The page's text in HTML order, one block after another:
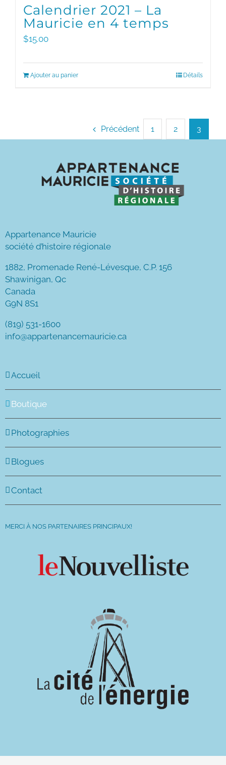
Calendrier 2021 – La
Mauricie en 4 temps
$15.00
Ajouter au panier Détails
Précédent 1 2 3
Appartenance Mauricie
société d’histoire régionale
1882, Promenade René-Lévesque, C.P. 156
Shawinigan, Qc
Canada
G9N 8S1
(819) 531-1600
info@appartenancemauricie.ca
Accueil
Boutique
Photographies
Blogues
Contact
MERCI À NOS PARTENAIRES PRINCIPAUX!